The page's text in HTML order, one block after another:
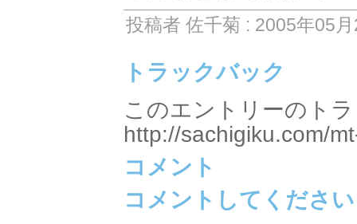
投稿者 佐千菊 : 2005年05
トラックバック
このエントリーのト
http://sachigiku.com/
コメント
コメントしてください